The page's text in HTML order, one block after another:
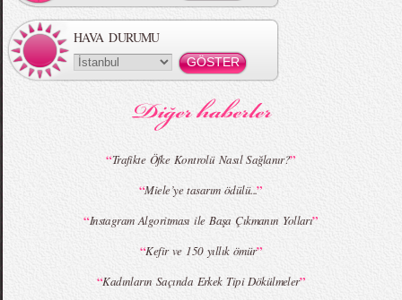
MBFWI - Gülçin Çengel 2015 Yaz
MBFWI - Zeynep Erdoğan 2015 Yaz
MBFWI - Giray Sepin 2015 Yaz Koleksiyonu MBFWI - Burçe Bekrek 2015 Yaz Koleksiyonu
HAVA DURUMU
“Trafikte Öfke Kontrolü Nasıl Sağlanır?”
“Miele’ye tasarım ödülü...”
“Instagram Algoritması ile Başa Çıkmanın Yolları”
“Kefir ve 150 yıllık ömür”
“Kadınların Saçında Erkek Tipi Dökülmeler”